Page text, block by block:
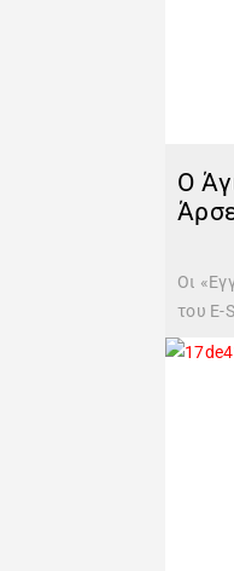
Ο
Οι
του E-